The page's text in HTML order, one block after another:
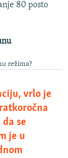
80 posto
režima?
vrlo je
se
je u